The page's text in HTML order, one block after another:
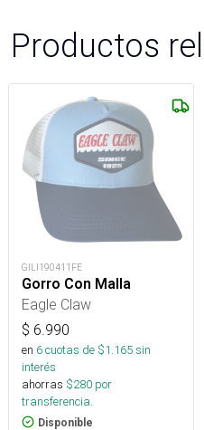
Productos
GILI190411FE
Gorro Con Malla
Eagle Claw
$ 6.990
en 6cuotas de $1.165sin
interés
ahorras $280 por
transferencia.
Disponible